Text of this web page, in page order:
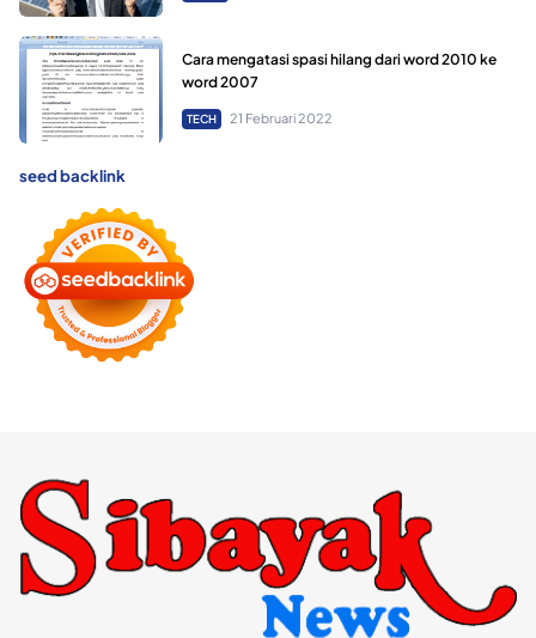
Cara mengatasi spasi hilang dari word 2010 ke
word 2007
TECH 21 Februari 2022
seed backlink